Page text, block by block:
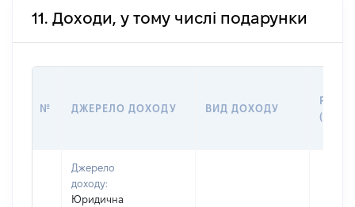
11. Доходи, у тому числі подарунки
№ ДЖЕРЕЛО ДОХОДУ ВИД ДОХОДУ
Джерело
доходу:
Юридична